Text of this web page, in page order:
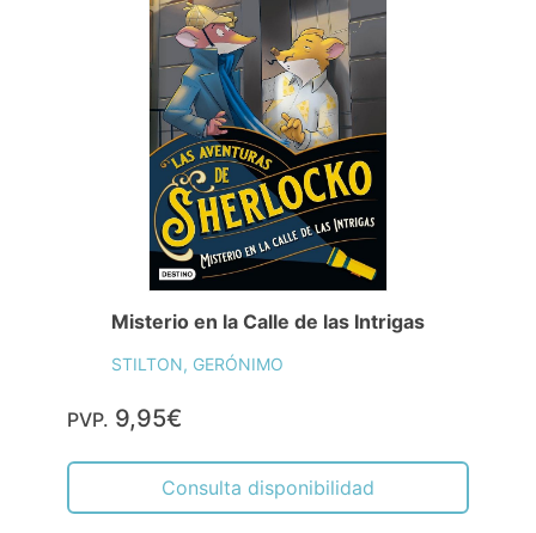
Misterio en la Calle de las Intrigas
STILTON, GERÓNIMO
PVP. 9,95€
Consulta disponibilidad